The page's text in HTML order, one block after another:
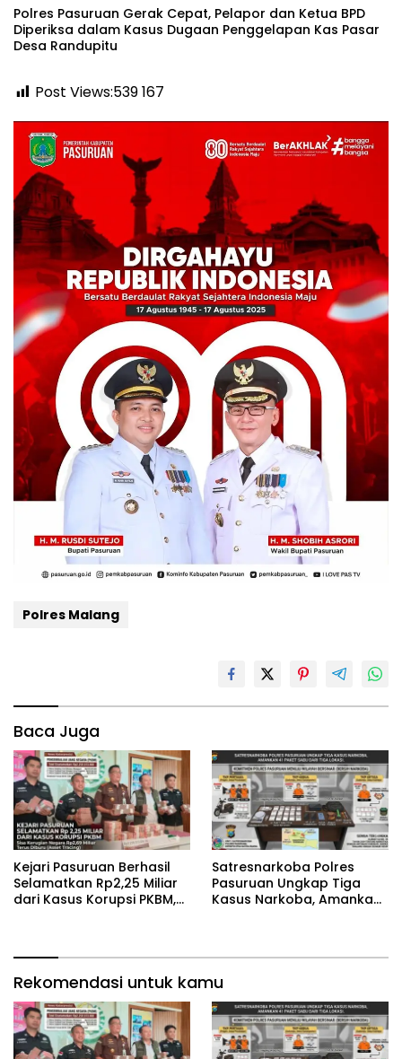
‎Polres Pasuruan Gerak Cepat, Pelapor dan Ketua BPD
Diperiksa dalam Kasus Dugaan Penggelapan Kas Pasar
Desa Randupitu ‎
Post Views:539167
Polres Malang
Baca Juga
Kejari Pasuruan Berhasil
Selamatkan Rp2,25 Miliar
dari Kasus Korupsi PKBM,
‎Satresnarkoba Polres
Pasuruan Ungkap Tiga
Kasus Narkoba, Amankan
Rekomendasi untuk kamu